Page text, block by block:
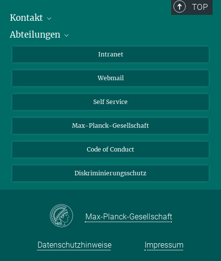
TOP
Kontakt
Mitarbeiterverzeichnis
Abteilungen
Biomolekulare Systeme
Kolloidchemie
Nachhaltige und Bio-inspirierte Materialien
Intranet
Webmail
Self Service
Max-Planck-Gesellschaft
Code of Conduct
Diskriminierungsschutz
Max-Planck-Gesellschaft
Datenschutzhinweise Impressum